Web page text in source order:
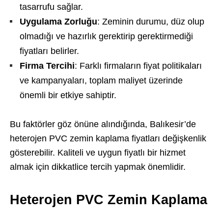
tasarrufu sağlar.
Uygulama Zorluğu: Zeminin durumu, düz olup
olmadığı ve hazırlık gerektirip gerektirmediği
fiyatları belirler.
Firma Tercihi: Farklı firmaların fiyat politikaları
ve kampanyaları, toplam maliyet üzerinde
önemli bir etkiye sahiptir.
Bu faktörler göz önüne alındığında, Balıkesir’de
heterojen PVC zemin kaplama fiyatları değişkenlik
gösterebilir. Kaliteli ve uygun fiyatlı bir hizmet
almak için dikkatlice tercih yapmak önemlidir.
Heterojen PVC Zemin Kaplama